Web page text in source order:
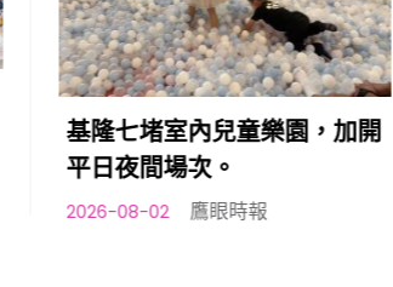
基隆七堵室內兒童樂園，加開
平日夜間場次。
2026-08-02 鷹眼時報